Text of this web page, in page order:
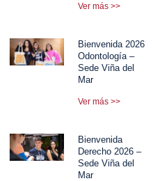
Ver más >>
Bienvenida 2026
Odontología –
Sede Viña del
Mar
Ver más >>
Bienvenida
Derecho 2026 –
Sede Viña del
Mar